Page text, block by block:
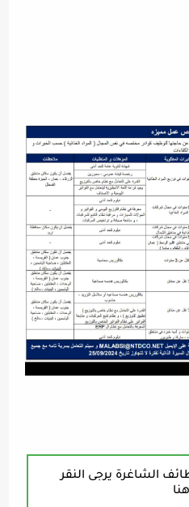
الشاغرة يرجى النقر
هنا